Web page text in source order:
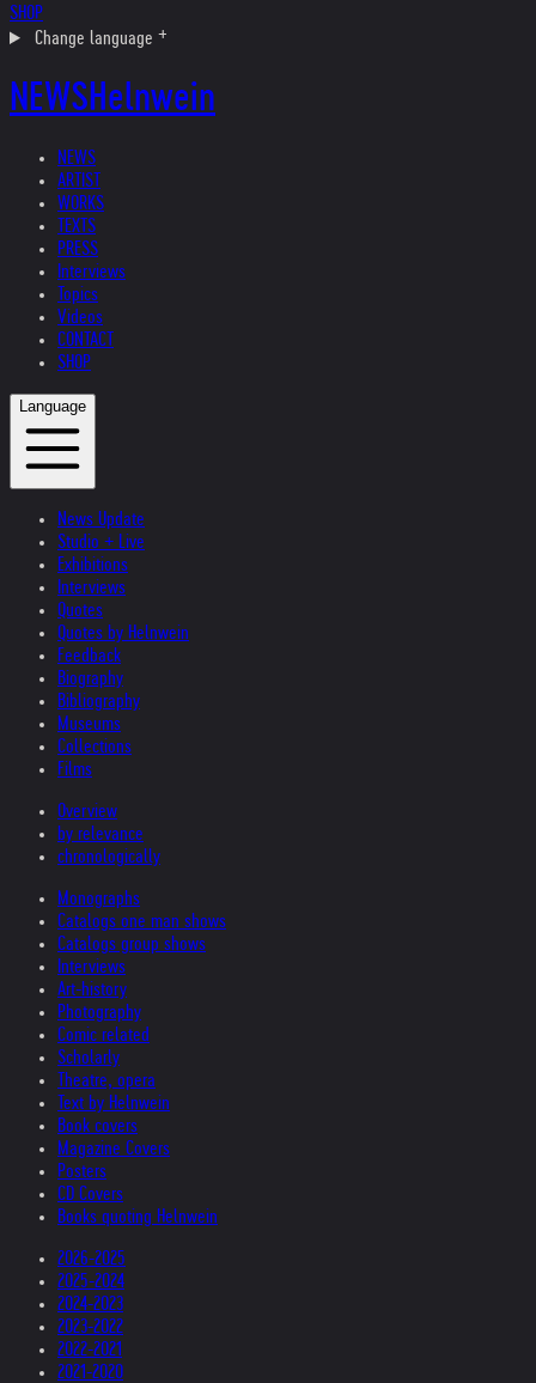
SHOP
Change language
NEWSHelnwein
NEWS
ARTIST
WORKS
TEXTS
PRESS
Interviews
Topics
Videos
CONTACT
SHOP
Language
News Update
Studio + Live
Exhibitions
Interviews
Quotes
Quotes by Helnwein
Feedback
Biography
Bibliography
Museums
Collections
Films
Overview
by relevance
chronologically
Monographs
Catalogs one man shows
Catalogs group shows
Interviews
Art-history
Photography
Comic related
Scholarly
Theatre, opera
Text by Helnwein
Book covers
Magazine Covers
Posters
CD Covers
Books quoting Helnwein
2026-2025
2025-2024
2024-2023
2023-2022
2022-2021
2021-2020